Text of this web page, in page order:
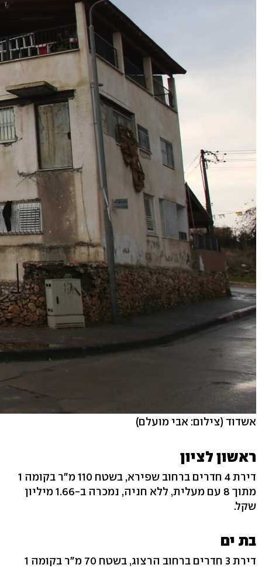
אשדוד (צילום: אבי מועלם)
ראשון לציון
דירת 4 חדרים ברחוב שפירא, בשטח 110 מ"ר בקומה 1
מתוך 8 עם מעלית, ללא חניה, נמכרה ב-1.66 מיליון
שקל.
בת ים
דירת 3 חדרים ברחוב הרצוג, בשטח 70 מ"ר בקומה 1